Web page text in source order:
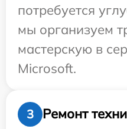
потребуется
мы организуем
мастерскую в
Microsoft.
3
Ремонт